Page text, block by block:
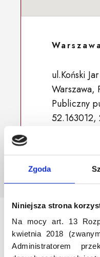
Zgoda
Niniejsza strona
Na mocy art. 13
kwietnia 2018
Administratorem
ul.Koński
Warszawa,
Publiczny